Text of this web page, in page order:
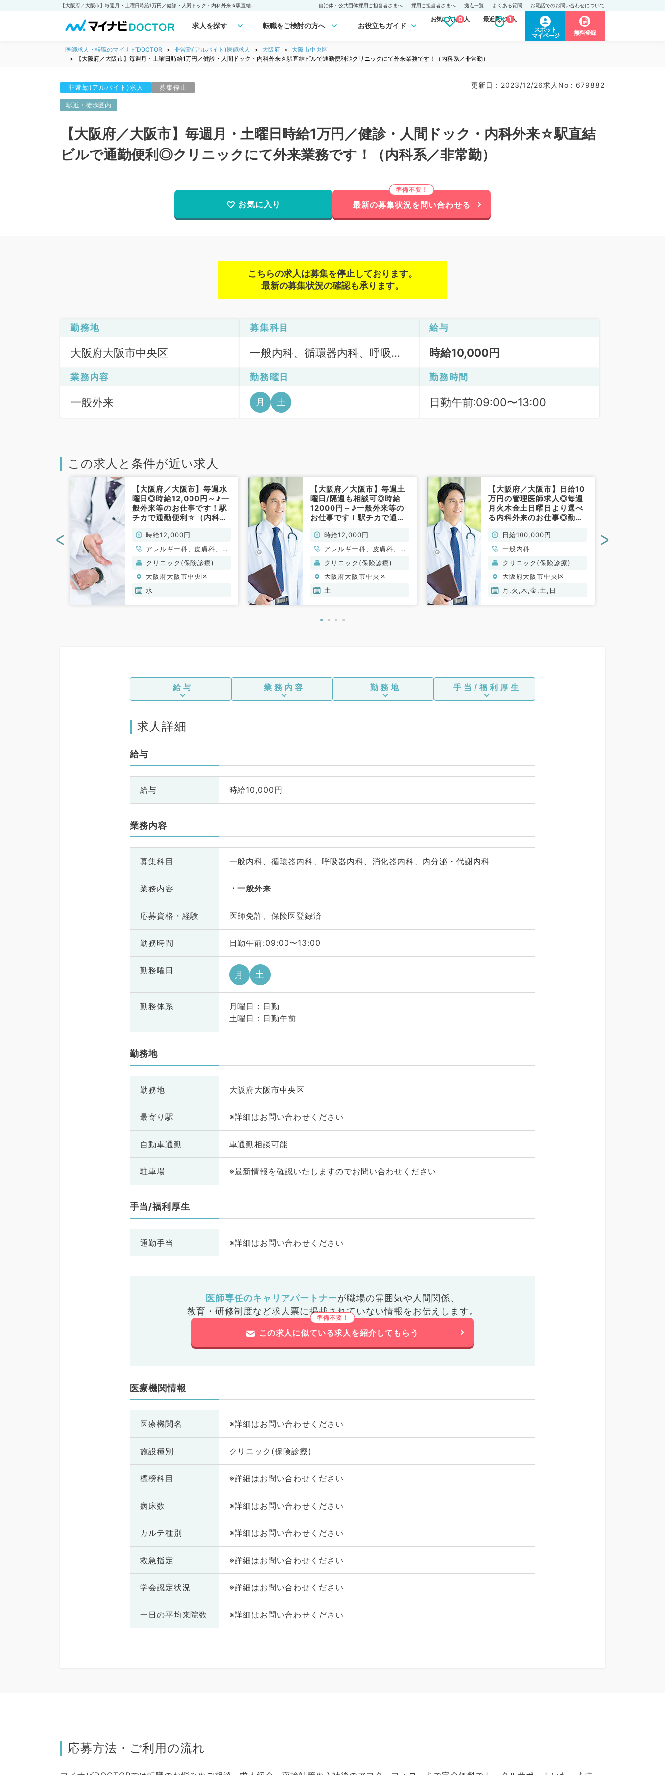
自治体・公共団体採用ご担当者さまへ 採用ご担当者さまへ 拠点一覧 よくある質問 お電話でのお問い合わせについて
求人を探す 転職をご検討の方へ お役立ちガイド
お気に入り求人
0 最近見た求人
1
スポット
マイページ
無料登録
医師求人・転職のマイナビDOCTOR 非常勤(アルバイト)医師求人 大阪府
大阪市中央区
【大阪府／大阪市】毎週月・土曜日時給1万円／健診・人間ドック・内科外来☆駅直結ビルで通勤便利◎クリニックにて外来業務です！（内科系／非常勤）
非常勤(アルバイト)求人 募集停止 更新日 : 2023/12/26求人No : 679882
駅近・徒歩圏内
【大阪府／大阪市】毎週月・土曜日時給1万円／健診・人間ドック・内科外来☆駅直結
ビルで通勤便利◎クリニックにて外来業務です！（内科系／非常勤）
お気に入り 最新の募集状況を問い合わせる
こちらの求人は募集を停止しております。
最新の募集状況の確認も承ります。
勤務地
大阪府大阪市中央区
募集科目
一般内科、循環器内科、呼吸器
謝内科
給与
時給10,000円
業務内容
一般外来
勤務曜日
月 土
勤務時間
日勤午前:09:00〜13:00
この求人と条件が近い求人
【大阪府／大阪市】毎週水
曜日◎時給12,000円～♪一
般外来等のお仕事です！駅
チカで通勤便利☆（内科・
時給12,000円
アレルギー科、皮膚科、一
般内科
クリニック(保険診療)
大阪府大阪市中央区
水
【大阪府／大阪市】毎週土
曜日/隔週も相談可◎時給
12000円～♪一般外来等の
お仕事です！駅チカで通勤
常勤）時給12,000円
アレルギー科、皮膚科、一
般内科
クリニック(保険診療)
大阪府大阪市中央区
土
【大阪府／大阪市】日給10
万円の管理医師求人◎毎週
月火木金土日曜日より選べ
る内科外来のお仕事◎勤務
（一般内科／非常勤）
日給100,000円
一般内科
クリニック(保険診療)
大阪府大阪市中央区
月,火,木,金,土,日
< >
給与 業務内容 勤務地 手当/福利厚生
求人詳細
給与
給与 時給10,000円
業務内容
募集科目 一般内科、循環器内科、呼吸器内科、消化器内科、内分泌・代謝内科
業務内容 一般外来
応募資格・ 経験 医師免許、保険医登録済
勤務時間 日勤午前:09:00〜13:00
勤務曜日 月 土
勤務体系
月曜日 : 日勤
土曜日 : 日勤午前
勤務地
勤務地 大阪府大阪市中央区
最寄り駅 ※詳細はお問い合わせください
自動車通勤 車通勤相談可能
駐車場 ※最新情報を確認いたしますのでお問い合わせください
手当/福利厚生
通勤手当 ※詳細はお問い合わせください
医師専任のキャリアパートナーが職場の雰囲気や人間関係、
教育・研修制度など求人票に掲載されていない情報をお伝えします。
この求人に似ている求人を紹介してもらう
医療機関情報
医療機関名 ※詳細はお問い合わせください
施設種別 クリニック(保険診療)
標榜科目 ※詳細はお問い合わせください
病床数 ※詳細はお問い合わせください
カルテ種別 ※詳細はお問い合わせください
救急指定 ※詳細はお問い合わせください
学会認定状況 ※詳細はお問い合わせください
一日の平均来院数 ※詳細はお問い合わせください
応募方法・ご利用の流れ